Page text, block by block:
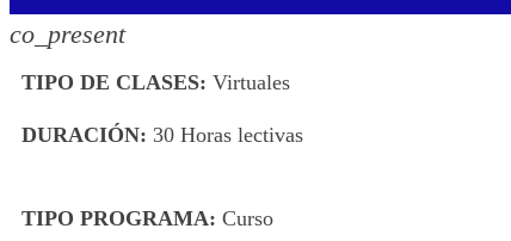
co_present
TIPO DE CLASES: Virtuales
DURACIÓN: 30 Horas lectivas
TIPO PROGRAMA: Curso